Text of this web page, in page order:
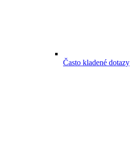
Často kladené dotazy